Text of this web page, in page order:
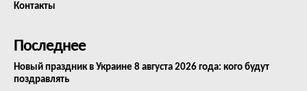
Контакты
Последнее
Новый праздник в Украине 8 августа 2026 года: кого будут
поздравлять